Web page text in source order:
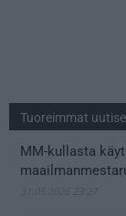
Tuoreimmat
MM-kullasta